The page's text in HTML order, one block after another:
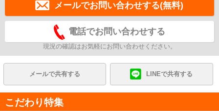
メールでお問い合わせする(無料)
電話でお問い合わせする
現況の確認はお気軽にお問い合わせください。
メールで共有する LINEで共有する
こだわり特集